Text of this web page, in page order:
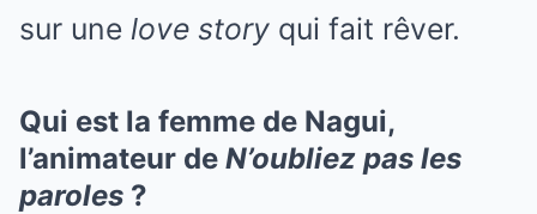
sur une love story qui fait rêver.
Qui est la femme de Nagui,
l’animateur de N’oubliez pas les
paroles ?